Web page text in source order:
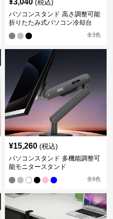
¥3,040 (税込)
パソコンスタンド 高さ調整可能
折りたたみ式パソコン冷却台
全3色
¥15,260 (税込)
パソコンスタンド 多機能調整可
能モニタースタンド
全6色